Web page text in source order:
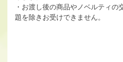
・お渡し後の商品やノベルティの
題を除きお受けできません。